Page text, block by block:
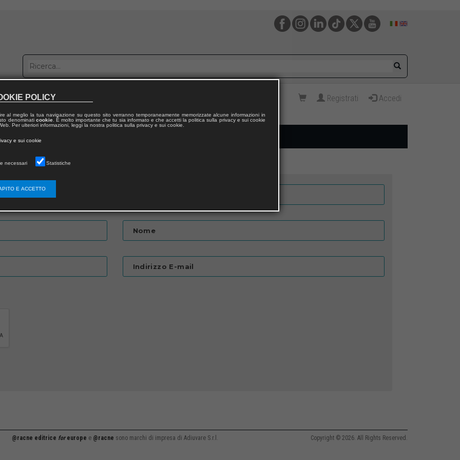
con noi Registrati Accedi
Nome
Indirizzo E-mail
@racne editrice foreurope e @racne sono marchi di impresa di Adiuvare S.r.l. Copyright © 2026. All Rights Reserved.
POLICY
al meglio la tua navigazione su questo sito verranno temporaneamente memorizzate alcune informazioni in
denominati cookie. È molto importante che tu sia informato e che accetti la politica sulla privacy e sui cookie
Per ulteriori informazioni, leggi la nostra politica sulla privacy e sui cookie.
e sui cookie
necessari Statistiche
E ACCETTO